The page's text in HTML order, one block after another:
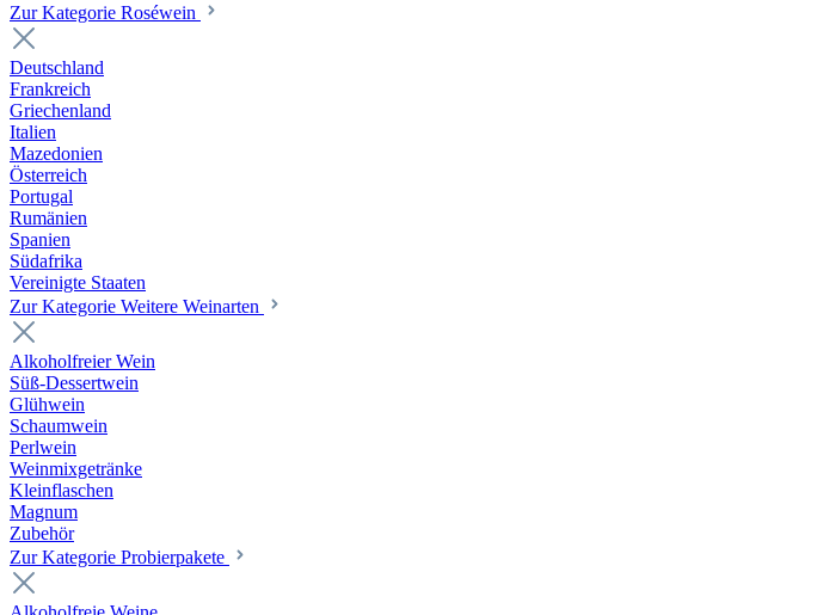
Zur Kategorie Roséwein
Deutschland
Frankreich
Griechenland
Italien
Mazedonien
Österreich
Portugal
Rumänien
Spanien
Südafrika
Vereinigte Staaten
Zur Kategorie Weitere Weinarten
Alkoholfreier Wein
Süß-Dessertwein
Glühwein
Schaumwein
Perlwein
Weinmixgetränke
Kleinflaschen
Magnum
Zubehör
Zur Kategorie Probierpakete